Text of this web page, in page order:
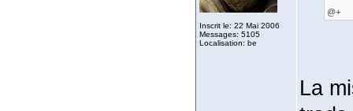
Inscrit le: 22 Mai 2006
Messages: 5105
Localisation: be
@+
La